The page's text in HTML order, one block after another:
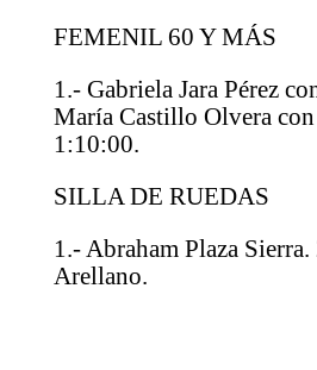
FEMENIL 60 Y MÁS
1.- Gabriela Jara Pérez
María Castillo Olvera
1:10:00.
SILLA DE RUEDAS
1.- Abraham Plaza Sierra.
Arellano.